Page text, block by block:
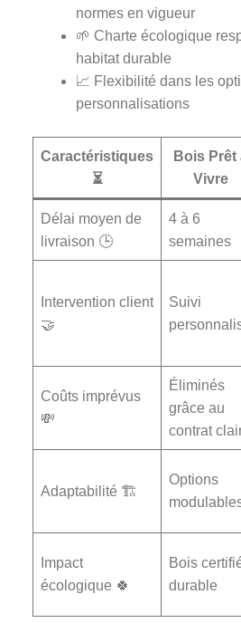
normes en vigueur
🌱 Charte écologique
habitat durable
📈 Flexibilité dans les
personnalisations
Caractéristiques
⏳
Bois Prêt
Vivre
Délai moyen de
livraison 🕒
4 à 6
semaines
Intervention client
🤝
Suivi
Coûts imprévus
💸
Éliminés
grâce au
contrat
Adaptabilité 🏗️
Options
Impact
écologique 🍀
Bois
durable